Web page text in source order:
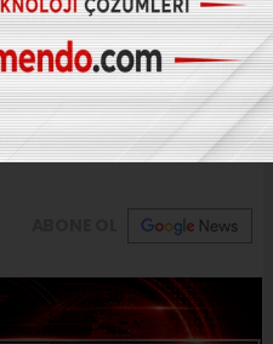
çocuk hayatını